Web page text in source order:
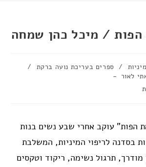
הפות / מיכל כהן שמחה
מיניות / ספרים בעריכת נועה ברקת
/
לאור
הפות" עוקב אחרי שבע נשים בנות
הנפגשות בסדנה לריפוי המיניות, המשלבת
מודרך, תרגול נשימה, ריקוד וטקסים